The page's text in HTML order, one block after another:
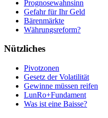
Prognosewahnsinn
Gefahr für Ihr Geld
Bärenmärkte
Währungsreform?
Nützliches
Pivotzonen
Gesetz der Volatilität
Gewinne müssen reifen
LunRo+Fundament
Was ist eine Baisse?